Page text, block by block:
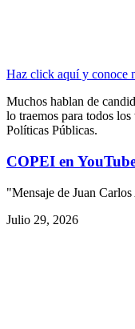
Haz click aquí y conoce
Muchos hablan de
lo traemos para todos
Políticas Públicas.
COPEI en
"Mensaje de Juan
Julio 29, 2026